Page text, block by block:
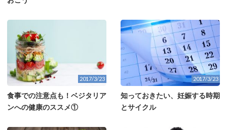
2017/3/23
食事での注意点も！ベジタリア
ンへの健康のススメ①
2017/3/23
知っておきたい、妊娠する時期
とサイクル